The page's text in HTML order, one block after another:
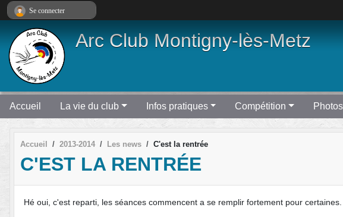
Arc Club Montigny-lès-Metz
Accueil La vie du club Infos pratiques Compétition
Accueil 2013-2014 Les news C'est la rentrée
C'EST LA RENTRÉE
Hé oui, c'est reparti, les séances commencent a se remplir fortement pour certaines.
Se connecter
Panneau de gestion des cookies